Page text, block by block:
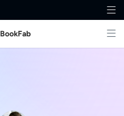
BookFab